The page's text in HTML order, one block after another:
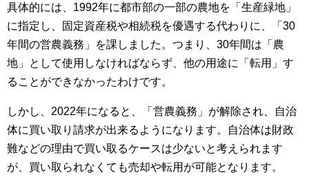
具体的には、1992年に都市部の一部の農地を「生産緑地」
に指定し、固定資産税や相続税を優遇する代わりに、「30
年間の営農義務」を課しました。つまり、30年間は「農
地」として使用しなければならず、他の用途に「転用」す
ることができなかったわけです。
しかし、2022年になると、「営農義務」が解除され、自治
体に買い取り請求が出来るようになります。自治体は財政
難などの理由で買い取るケースは少ないと考えられます
が、買い取られなくても売却や転用が可能となります。